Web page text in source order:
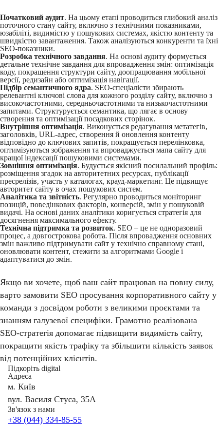
Початковий аудит. На цьому етапі проводиться глибокий аналіз
поточного стану сайту, включно з технічними показниками,
юзабіліті, видимістю у пошукових системах, якістю контенту та
швидкістю завантаження. Також аналізуються конкуренти та їхні
SEO-показники.
Розробка технічного завдання. На основі аудиту формується
детальне технічне завдання для впровадження змін: оптимізація
коду, покращення структури сайту, доопрацювання мобільної
версії, редизайн або оптимізація навігації.
Підбір семантичного ядра. SEO-спеціалісти збирають
релевантні ключові слова для кожного розділу сайту, включно з
високочастотними, середньочастотними та низькочастотними
запитами. Структурується семантика, що лягає в основу
створення та оптимізації посадкових сторінок.
Внутрішня оптимізація. Виконується редагування метатегів,
заголовків, URL-адрес, створення й оновлення контенту
відповідно до ключових запитів, покращується перелінковка,
оптимізуються зображення та впроваджується мапа сайту для
кращої індексації пошуковими системами.
Зовнішня оптимізація. Будується якісний посилальний профіль:
розміщення згадок на авторитетних ресурсах, публікації
пресрелізів, участь у каталогах, крауд-маркетинг. Це підвищує
авторитет сайту в очах пошукових систем.
Аналітика та звітність. Регулярно проводиться моніторинг
позицій, поведінкових факторів, конверсій, змін у пошуковій
видачі. На основі даних аналітики коригується стратегія для
досягнення максимального ефекту.
Технічна підтримка та розвиток. SEO – це не одноразовий
процес, а довгострокова робота. Після впровадження основних
змін важливо підтримувати сайт у технічно справному стані,
оновлювати контент, стежити за алгоритмами Google і
адаптуватися до змін.
Якщо ви хочете, щоб ваш сайт працював на повну силу,
варто замовити SEO просування корпоративного сайту у
команди з досвідом роботи з великими проєктами та
знанням галузевої специфіки. Грамотно реалізована
SEO-стратегія допомагає підвищити видимість сайту,
покращити якість трафіку та збільшити кількість заявок
від потенційних клієнтів.
Підкоріть digital
Адреса
м. Київ
вул. Василя Стуса, 35А
Зв'язок з нами
+38 (044) 334-85-55